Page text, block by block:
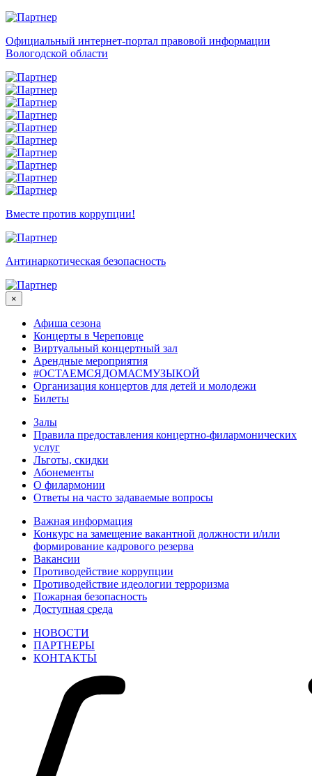
Официальный интернет-портал правовой информации
Вологодской области
Вместе против коррупции!
Антинаркотическая безопасность
×
Афиша сезона
Концерты в Череповце
Виртуальный концертный зал
Арендные мероприятия
#ОСТАЕМСЯДОМАСМУЗЫКОЙ
Организация концертов для детей и молодежи
Билеты
Залы
Правила предоставления концертно-филармонических
услуг
Льготы, скидки
Абонементы
О филармонии
Ответы на часто задаваемые вопросы
Важная информация
Конкурс на замещение вакантной должности и/или
формирование кадрового резерва
Вакансии
Противодействие коррупции
Противодействие идеологии терроризма
Пожарная безопасность
Доступная среда
НОВОСТИ
ПАРТНЕРЫ
КОНТАКТЫ